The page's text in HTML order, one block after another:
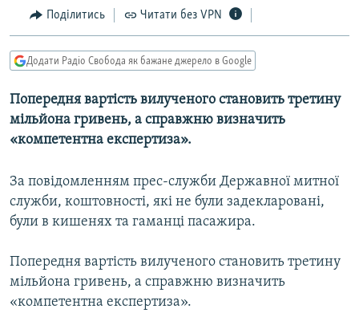
пошукуКУЛЬТУРА
СПОРТ
СВІТ
КРИМ.РЕАЛІЇ
ТИ ЯК?
КИТАЙ.ВИКЛИКИ
МУЛЬТИМЕДІА
СПЕЦПРОЄКТИ
ПОДКАСТИ
КРИМ РЕАЛІЇ
РУС
Поділитись Читати без VPN
Додати Радіо Свобода як бажане джерело в Google
Попередня вартість вилученого становить третину
мільйона гривень, а справжню визначить
«компетентна експертиза».
За повідомленням прес-служби Державної митної
служби, коштовності, які не були задекларовані,
були в кишенях та гаманці пасажира.
Попередня вартість вилученого становить третину
мільйона гривень, а справжню визначить
«компетентна експертиза».